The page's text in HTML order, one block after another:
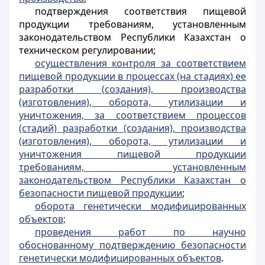
подтверждения соответствия пищевой
продукции требованиям, установленным
законодательством Республики Казахстан о
техническом регулировании;
осуществления контроля за соответствием
пищевой продукции в процессах (на стадиях) ее
разработки (создания), производства
(изготовления), оборота, утилизации и
уничтожения, за соответствием процессов
(стадий) разработки (создания), производства
(изготовления), оборота, утилизации и
уничтожения пищевой продукции
требованиям, установленным
законодательством Республики Казахстан о
безопасности пищевой продукции;
оборота генетически модифицированных
объектов;
проведения работ по научно
обоснованному подтверждению безопасности
генетически модифицированных объектов.